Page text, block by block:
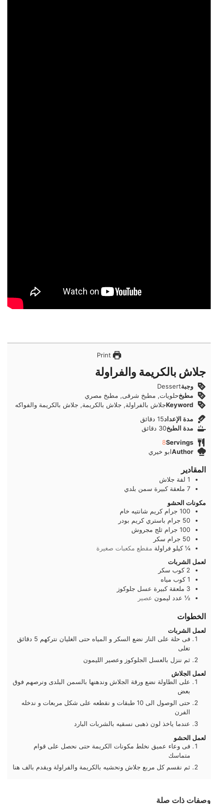
Print
جلاش بالكريمة والفراولة
وجبةDessert
مطبخحلويات, مطبخ شرقى, مطبخ مصري
Keywordجلاش بالفراولة, جلاش بالكريمة, جلاش بالكريمة والفواكه
مدة الإعداد15دقائق
دقائق
مدة الطبخ30 دقائق
دقائق
Servings
8
Authorابو خيري
المقادير
1 لفة جلاش
7 ملعقة كبيرة سمن بلدي
مكونات الحشو
100 جرام كريم شانتيه خام
50 جرام باستري كريم بودر
100 جرام ثلج مجروش
50 جرام سكر
¼ كيلو فراولة مقطع مكعبات صغيرة
لعمل الشربات
2 كوب سكر
1 كوب مياه
3 ملعقة كبيرة عسل جلوكوز
½ عدد ليمون عصير
الخطوات
لعمل الشربات
فى حلة على النار نضع السكر و المياه حتى الغليان نتركهم 5 دقائق
تغلى
ثم ننزل بالعسل الجلوكوز وعصير الليمون
لعمل الجلاش
على الطاولة نضع ورقة الجلاش وندهنها بالسمن البلدى ونرصهم فوق
بعض
حتى الوصول الى 10 طبقات و نقطعه على شكل مربعات و ندخله
الفرن
عندما ياخذ لون ذهبى نسقيه بالشربات البارد
لعمل الحشو
فى وعاء عميق نخلط مكونات الكريمة حتى نحصل على قوام
متماسك
ثم نقسم كل مربع جلاش ونحشيه بالكريمة والفراولة ويقدم بالف هنا
وصفات ذات صلة